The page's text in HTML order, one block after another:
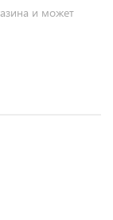
и может